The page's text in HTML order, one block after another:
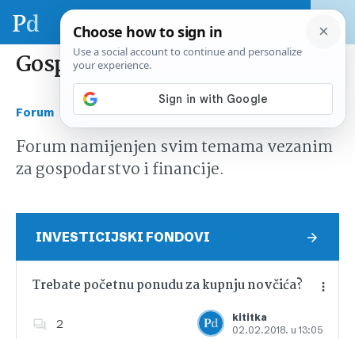
Gospodarstvo i financije
Forum Gospodarstvo i financije
Forum namijenjen svim temama vezanim
za gospodarstvo i financije.
INVESTICIJSKI FONDOVI
Trebate početnu ponudu za kupnju novčića?
2
kititka
02.02.2018. u 13:05
Dodajte u favorite